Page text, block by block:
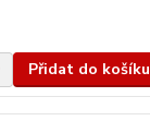
Přidat do košíku